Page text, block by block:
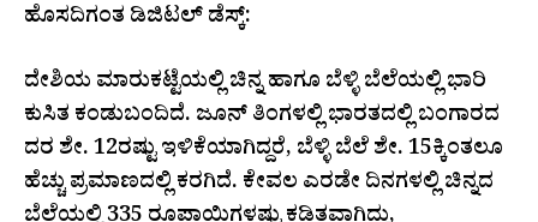
ಹೊಸದಿಗಂತ ಡಿಜಿಟಲ್ ಡೆಸ್ಕ್:
ದೇಶಿಯ ಮಾರುಕಟ್ಟೆಯಲ್ಲಿ ಚಿನ್ನ ಹಾಗೂ ಬೆಳ್ಳಿ ಬೆಲೆಯಲ್ಲಿ ಭಾರಿ
ಕುಸಿತ ಕಂಡುಬಂದಿದೆ. ಜೂನ್ ತಿಂಗಳಲ್ಲಿ ಭಾರತದಲ್ಲಿ ಬಂಗಾರದ
ದರ ಶೇ. 12ರಷ್ಟು ಇಳಿಕೆಯಾಗಿದ್ದರೆ, ಬೆಳ್ಳಿ ಬೆಲೆ ಶೇ. 15ಕ್ಕಿಂತಲೂ
ಹೆಚ್ಚು ಪ್ರಮಾಣದಲ್ಲಿ ಕರಗಿದೆ. ಕೇವಲ ಎರಡೇ ದಿನಗಳಲ್ಲಿ ಚಿನ್ನದ